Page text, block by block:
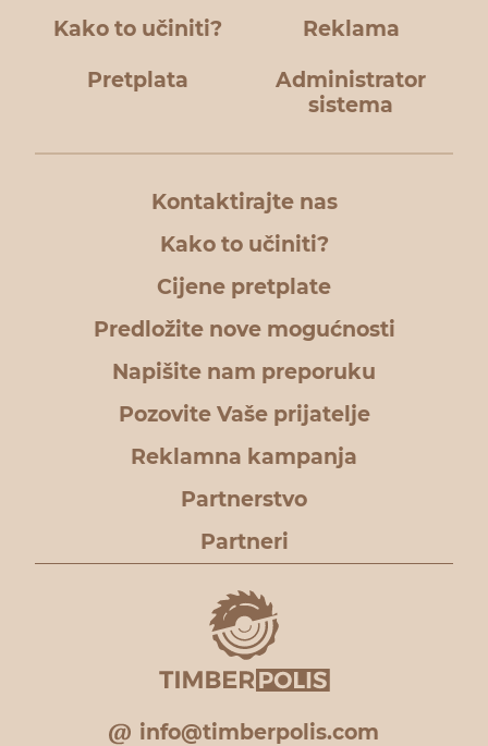
Kako to učiniti? Reklama
Pretplata
Administrator
sistema
Kontaktirajte nas
Kako to učiniti?
Cijene pretplate
Predložite nove mogućnosti
Napišite nam preporuku
Pozovite Vaše prijatelje
Reklamna kampanja
Partnerstvo
Partneri
info@timberpolis.com